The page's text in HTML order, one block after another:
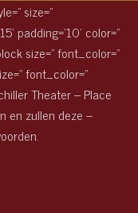
size=”
padding=’10’ color=”
size=” font_color=”
font_color=”
Theater – Place
en zullen deze –